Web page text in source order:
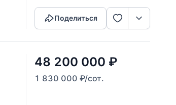
Поделиться
48 200 000 ₽
1 830 000 ₽/сот.